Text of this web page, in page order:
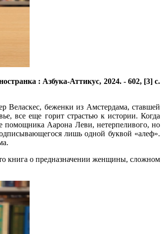
: Азбука-Аттикус, 2024. - 602, [3] с.
Веласкес, беженки из Амстердама, ставшей
все еще горит страстью к истории. Когда
помощника Аарона Леви, нетерпеливого, но
лишь одной буквой «алеф».
книга о предназначении женщины, сложном